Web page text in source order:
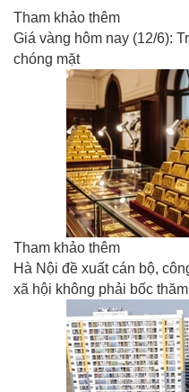
Tham khảo thêm
Giá vàng hôm nay (12/6):
chóng mặt
Tham khảo thêm
Hà Nội đề xuất cán bộ,
xã hội không phải bốc thăm